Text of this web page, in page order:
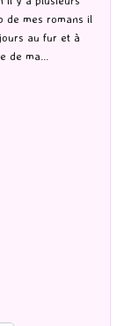
de mes romans il
au fur et à
de ma...